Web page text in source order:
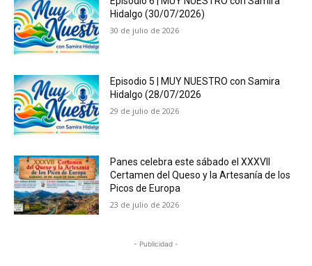
Hidalgo (30/07/2026)
30 de julio de 2026
Episodio 5 | MUY NUESTRO con Samira
Hidalgo (28/07/2026
29 de julio de 2026
Panes celebra este sábado el XXXVII
Certamen del Queso y la Artesanía de los
Picos de Europa
23 de julio de 2026
- Publicidad -